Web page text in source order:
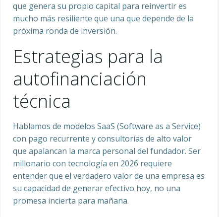
que genera su propio capital para reinvertir es
mucho más resiliente que una que depende de la
próxima ronda de inversión.
Estrategias para la
autofinanciación
técnica
Hablamos de modelos SaaS (Software as a Service)
con pago recurrente y consultorías de alto valor
que apalancan la marca personal del fundador. Ser
millonario con tecnología en 2026 requiere
entender que el verdadero valor de una empresa es
su capacidad de generar efectivo hoy, no una
promesa incierta para mañana.